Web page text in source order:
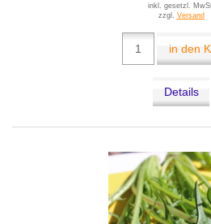
inkl. gesetzl.
zzgl. Versand
in den
Details